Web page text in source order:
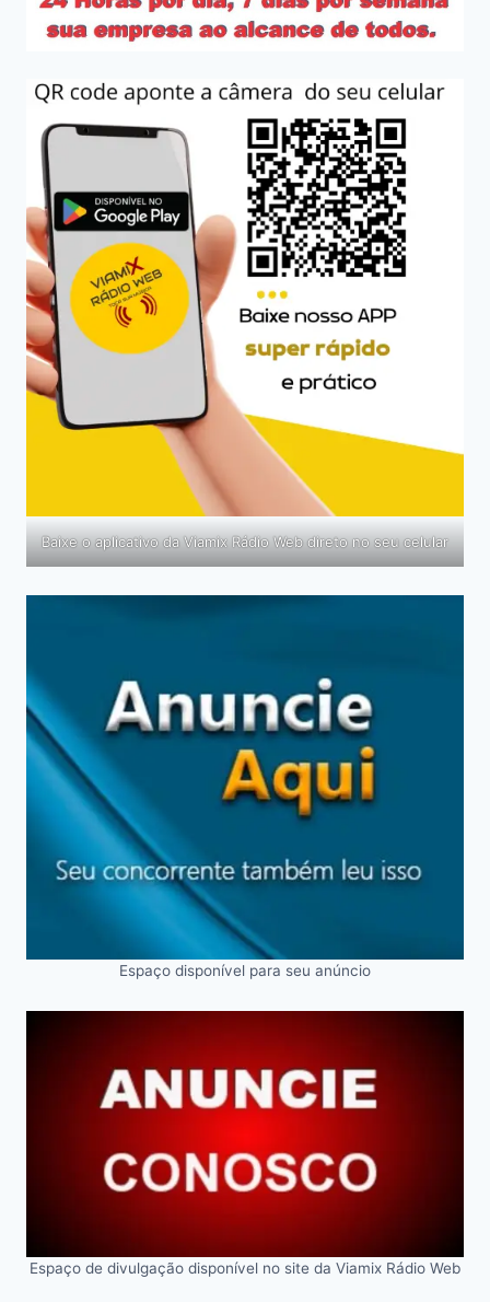
Baixe o aplicativo da Viamix Rádio Web direto no seu celular
Espaço disponível para seu anúncio
Espaço de divulgação disponível no site da Viamix Rádio Web